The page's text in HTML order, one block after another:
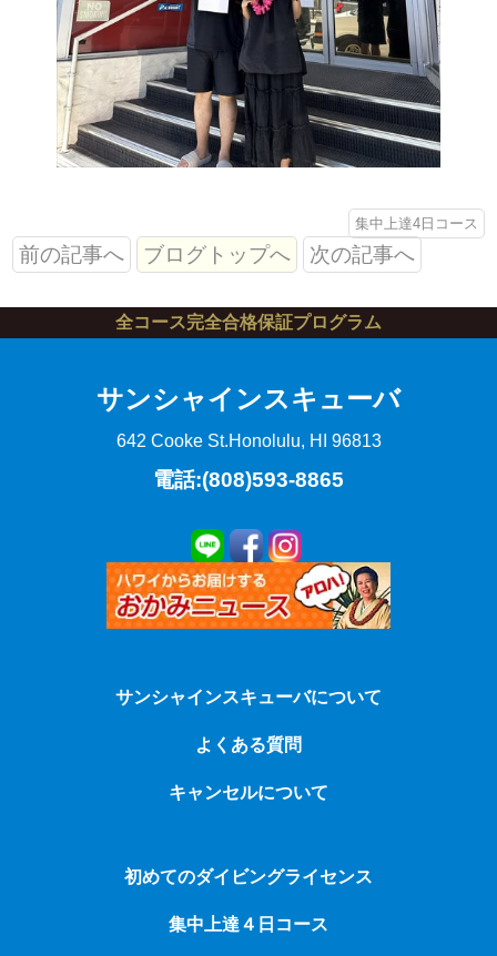
集中上達4日コース
前の記事へ ブログトップへ 次の記事へ
全コース完全合格保証プログラム
サンシャインスキューバ
642 Cooke St.Honolulu, HI 96813
電話:(808)593-8865
サンシャインスキューバについて
よくある質問
キャンセルについて
初めてのダイビングライセンス
集中上達４日コース